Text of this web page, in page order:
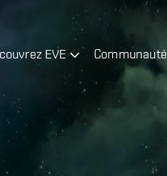
EVE Communauté